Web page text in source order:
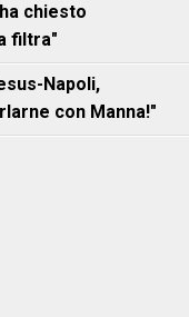
chiesto
filtra"
Napoli,
con Manna!"